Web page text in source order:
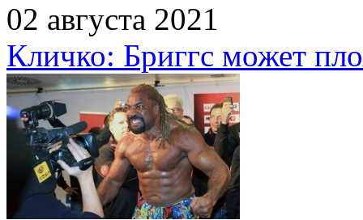
02 августа 2021
Кличко: Бриггс может